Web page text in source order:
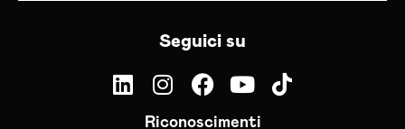
Seguici su
Riconoscimenti